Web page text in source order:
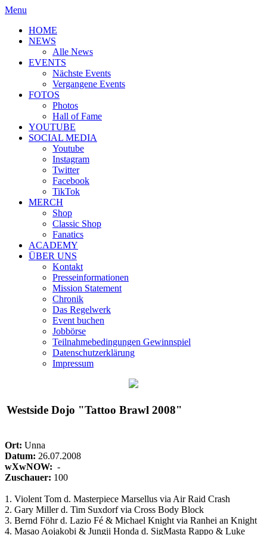
Menu
HOME
NEWS
Alle News
EVENTS
Nächste Events
Vergangene Events
FOTOS
Photos
Hall of Fame
YOUTUBE
SOCIAL MEDIA
Youtube
Instagram
Twitter
Facebook
TikTok
MERCH
Shop
Classic Shop
Fanatics
ACADEMY
ÜBER UNS
Kontakt
Presseinformationen
Mission Statement
Chronik
Das Regelwerk
Event buchen
Jobbörse
Teilnahmebedingungen Gewinnspiel
Datenschutzerklärung
Impressum
Westside Dojo "Tattoo Brawl 2008"
Ort: Unna
Datum: 26.07.2008
wXwNOW: -
Zuschauer: 100
1. Violent Tom d. Masterpiece Marsellus via Air Raid Crash
2. Gary Miller d. Tim Suxdorf via Cross Body Block
3. Bernd Föhr d. Lazio Fé & Michael Knight via Ranhei an Knight
4. Masao Aojakobi & Jungji Honda d. SigMasta Rappo & Luke